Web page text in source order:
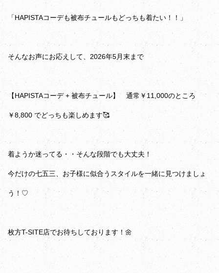
「HAPISTAコーデも被布チュールもどっちも着たい！！」
そんなお声にお応えして、2026年5月末まで
【HAPISTAコーデ + 被布チュール】 通常￥11,000のところ
￥8,800 でどっちも楽しめます🥰
着ようか迷ってる・・そんな段階でも大丈夫！
今だけの七五三、お子様に似合うスタイルを一緒に見つけましょ
う！♡
枚方T-SITE店でお待ちしております！🌼